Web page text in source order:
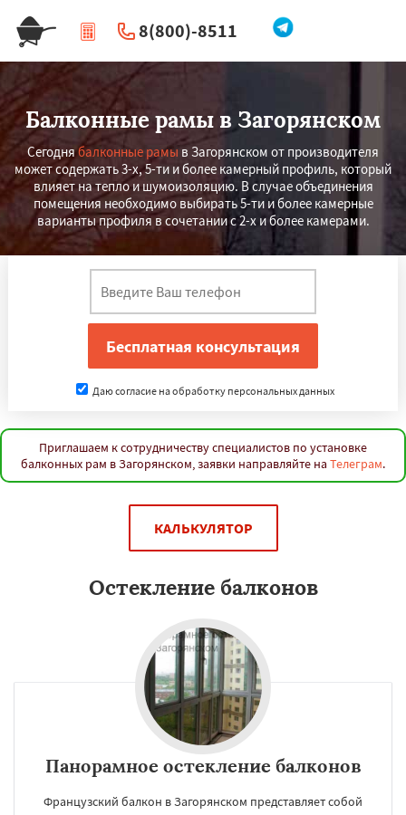
8(800)-8511
| Перезвоните мне
Балконные рамы в Загорянском
Сегоднябалконные рамы в Загорянском от производителя
может содержать 3-х, 5-ти и более камерный профиль, который
влияет на тепло и шумоизоляцию. В случае объединения
помещения необходимо выбирать 5-ти и более камерные
варианты профиля в сочетании с 2-х и более камерами.
Даю согласие на обработку персональных данных
Приглашаем к сотрудничеству специалистов по установке
балконных рам в Загорянском, заявки направляйте на Телеграм.
КАЛЬКУЛЯТОР
Остекление балконов
Панорамное остекление балконов
Французский балкон в Загорянском представляет собой